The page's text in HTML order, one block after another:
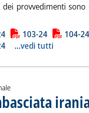
dei provvedimenti
103-24
104-24
...vedi tutti